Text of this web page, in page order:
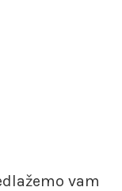
vam